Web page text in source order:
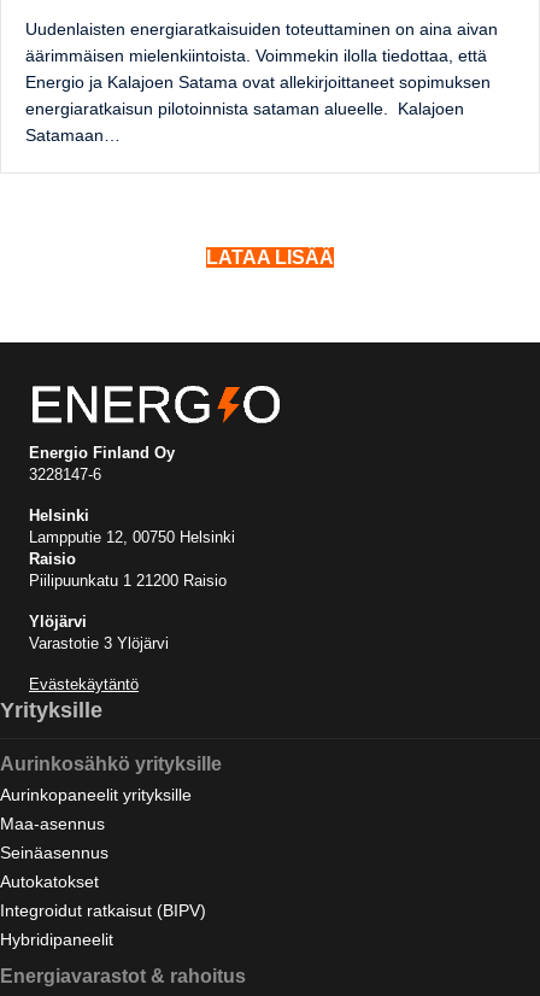
Uudenlaisten energiaratkaisuiden toteuttaminen on aina aivan
äärimmäisen mielenkiintoista. Voimmekin ilolla tiedottaa, että
Energio ja Kalajoen Satama ovat allekirjoittaneet sopimuksen
energiaratkaisun pilotoinnista sataman alueelle. Kalajoen
Satamaan…
LATAA LISÄÄ
Energio Finland Oy
3228147-6
Helsinki
Lampputie 12, 00750 Helsinki
Raisio
Piilipuunkatu 1 21200 Raisio
Ylöjärvi
Varastotie 3 Ylöjärvi
Evästekäytäntö
Yrityksille
Aurinkosähkö yrityksille
Aurinkopaneelit yrityksille
Maa-asennus
Seinäasennus
Autokatokset
Integroidut ratkaisut (BIPV)
Hybridipaneelit
Energiavarastot & rahoitus